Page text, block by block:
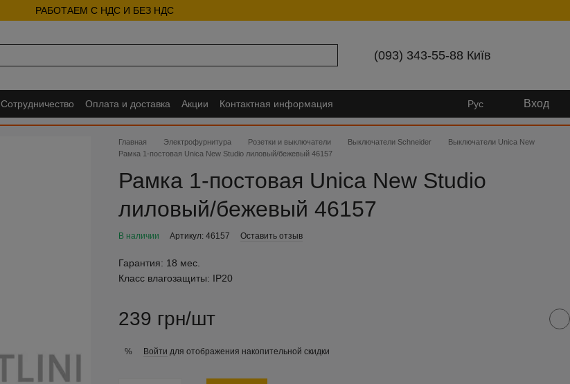
РАБОТАЕМ С НДС И БЕЗ НДС
(093) 343-55-88 Київ
Сотрудничество Оплата и доставка Акции
Контактная информация
Рус Вход
Главная Электрофурнитура Розетки и выключатели Выключатели Schneider
Выключатели Unica New
Рамка 1-постовая Unica New Studio лиловый/бежевый 46157
Рамка 1-постовая Unica New Studio
лиловый/бежевый 46157
В наличии Артикул: 46157 Оставить отзыв
Гарантия: 18 мес.
Класс влагозащиты: IP20
239 грн/шт
% Войти для отображения накопительной скидки